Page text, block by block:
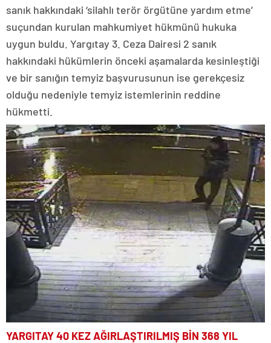
sanık hakkındaki ‘silahlı terör örgütüne yardım etme’
suçundan kurulan mahkumiyet hükmünü hukuka
uygun buldu. Yargıtay 3. Ceza Dairesi 2 sanık
hakkındaki hükümlerin önceki aşamalarda kesinleştiği
ve bir sanığın temyiz başvurusunun ise gerekçesiz
olduğu nedeniyle temyiz istemlerinin reddine
hükmetti.
YARGITAY 40 KEZ AĞIRLAŞTIRILMIŞ BİN 368 YIL